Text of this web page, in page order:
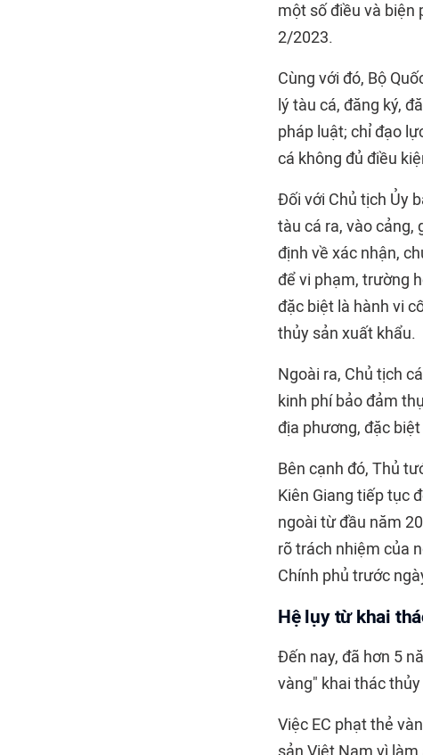
một số điều và biện
2/2023.
Cùng với đó, Bộ
lý tàu cá, đăng ký,
pháp luật; chỉ đạo
cá không đủ điều
Đối với Chủ tịch Ủy
tàu cá ra, vào cảng,
định về xác nhận,
để vi phạm, trường
đặc biệt là hành vi
thủy sản xuất khẩu.
Ngoài ra, Chủ tịch
kinh phí bảo đảm
địa phương, đặc
Bên cạnh đó, Thủ
Kiên Giang tiếp tục
ngoài từ đầu năm
rõ trách nhiệm của
Chính phủ trước
Hệ lụy từ khai
Đến nay, đã hơn 5
vàng" khai thác
Việc EC phạt thẻ